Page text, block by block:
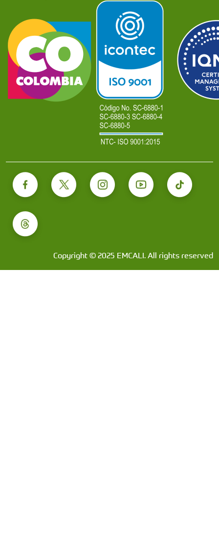
Copyright © 2025 EMCALI. All rights reserved